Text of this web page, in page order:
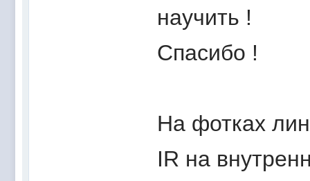
научить !
Спасибо !
На фотках
IR на